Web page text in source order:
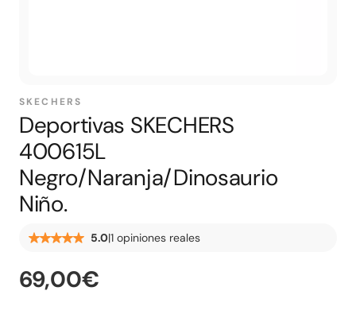
SKECHERS
Deportivas SKECHERS
400615L
Negro/Naranja/Dinosaurio
Niño.
5.0|1 opiniones reales
69,00€